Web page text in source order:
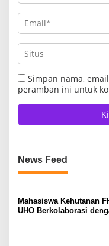
Simpan nama,
peramban ini untuk
News Feed
Mahasiswa Kehutanan
UHO Berkolaborasi